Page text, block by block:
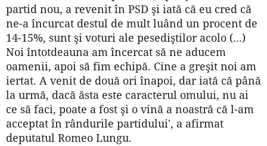
partid nou, a revenit în PSD şi iată că eu cred că
ne-a încurcat destul de mult luând un procent de
14-15%, sunt şi voturi ale pesediştilor acolo (...)
Noi întotdeauna am încercat să ne aducem
oamenii, apoi să fim echipă. Cine a greşit noi am
iertat. A venit de două ori înapoi, dar iată că până
la urmă, dacă ăsta este caracterul omului, nu ai
ce să faci, poate a fost şi o vină a noastră că l-am
acceptat în rândurile partidului', a afirmat
deputatul Romeo Lungu.